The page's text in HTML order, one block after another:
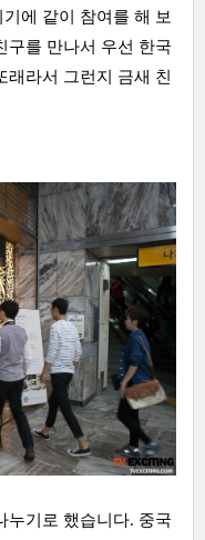
에 같이 참여를 해 보
구를 만나서 우선 한국
라서 그런지 금새 친
누기로 했습니다. 중국